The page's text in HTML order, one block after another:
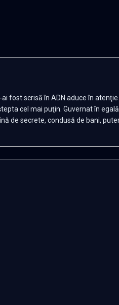
fost scrisă în ADN aduce în
cel mai puţin. Guvernat în
de secrete, condusă de bani,